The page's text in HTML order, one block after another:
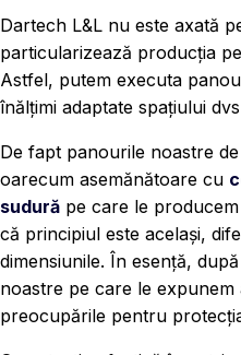
Dartech L&L nu este axată
particularizează producția
Astfel, putem executa
înălțimi adaptate spațiului
De fapt panourile noastre
oarecum asemănătoare cu
sudură pe care le
că principiul este același,
dimensiunile. În esență,
noastre pe care le expunem
preocupările pentru